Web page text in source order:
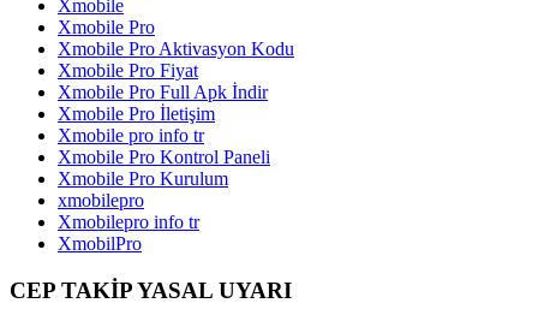
Xmobile
Xmobile Pro
Xmobile Pro Aktivasyon Kodu
Xmobile Pro Fiyat
Xmobile Pro Full Apk İndir
Xmobile Pro İletişim
Xmobile pro info tr
Xmobile Pro Kontrol Paneli
Xmobile Pro Kurulum
xmobilepro
Xmobilepro info tr
XmobilPro
CEP TAKİP YASAL UYARI